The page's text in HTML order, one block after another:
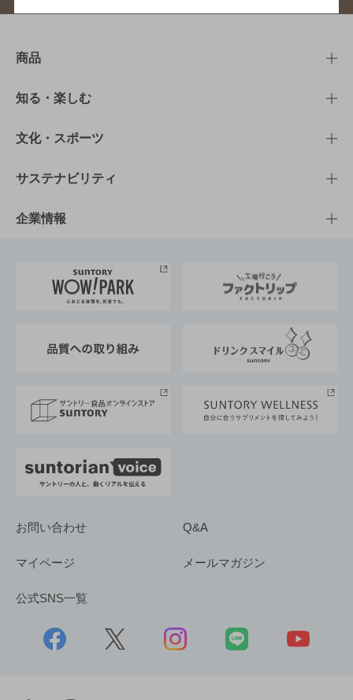
商品
商品TOP
商品一覧
商品発売情報
栄養成分一覧
知る・楽しむ
知る・楽しむTOP
キャンペーン
工場見学
地域情報
文化・スポーツ
文化・スポーツTOP
サントリーホール
サントリーサンバーズ大阪
サステナビリティ
サステナビリティTOP
サントリーが考えるサステナビリティ経営
企業情報
企業概要
採用情報
お問い合わせ Q&A
マイページ メールマガジン
公式SNS一覧